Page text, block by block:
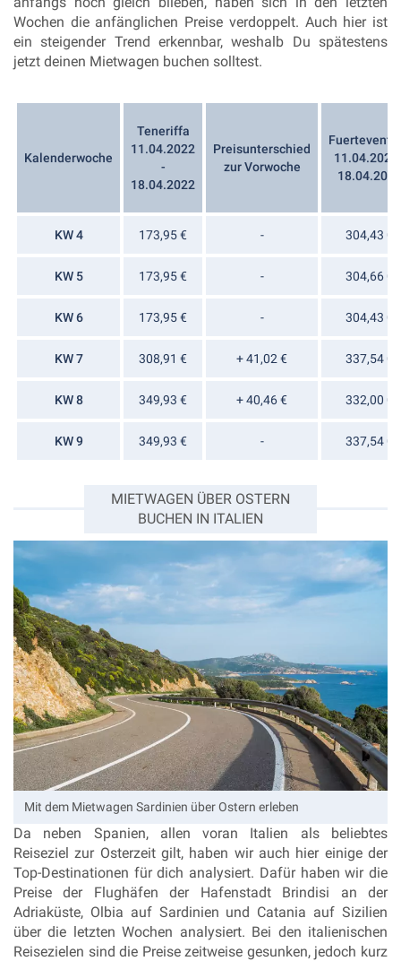
Wochen die anfänglichen Preise verdoppelt. Auch hier ist
ein steigender Trend erkennbar, weshalb Du spätestens
jetzt deinen Mietwagen buchen solltest.
Kalenderwoche
Teneriffa
11.04.2022
-
18.04.2022
Preisunterschied
zur Vorwoche
11.04.2022
18.04.2022
KW 4 173,95 € - 304,43 €
KW 5 173,95 € - 304,66 €
KW 6 173,95 € - 304,43 €
KW 7 308,91 € + 41,02 € 337,54 €
KW 8 349,93 € + 40,46 € 332,00 €
KW 9 349,93 € - 337,54 €
MIETWAGEN ÜBER OSTERN
BUCHEN IN ITALIEN
Mit dem Mietwagen Sardinien über Ostern erleben
Da neben Spanien, allen voran Italien als beliebtes
Reiseziel zur Osterzeit gilt, haben wir auch hier einige der
Top-Destinationen für dich analysiert. Dafür haben wir die
Preise der Flughäfen der Hafenstadt Brindisi an der
Adriaküste, Olbia auf Sardinien und Catania auf Sizilien
über die letzten Wochen analysiert. Bei den italienischen
Reisezielen sind die Preise zeitweise gesunken, jedoch kurz